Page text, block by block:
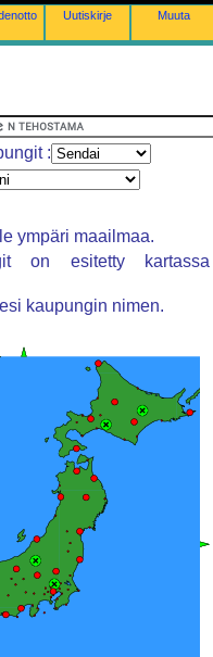
Uutiskirje Muuta
:
ympäri maailmaa.
on esitetty kartassa
kaupungin nimen.